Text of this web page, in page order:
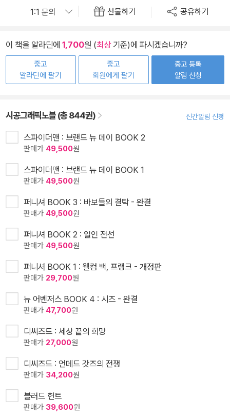
선물하기 공유하기
이 책을 알라딘에 1,700원 (최상기준)에 파시겠습니까?
중고
알라딘에 팔기
중고
회원에게 팔기
중고 등록
알림 신청
시공그래픽노블 (총 844권) 신간알림 신청
스파이더맨 : 브랜드 뉴 데이 BOOK 2
판매가 49,500원
스파이더맨 : 브랜드 뉴 데이 BOOK 1
판매가 49,500원
퍼니셔 BOOK 3 : 바보들의 결탁 - 완결
판매가 49,500원
퍼니셔 BOOK 2 : 일인 전선
판매가 49,500원
퍼니셔 BOOK 1 : 웰컴 백, 프랭크 - 개정판
판매가 29,700원
뉴 어벤저스 BOOK 4 : 시즈 - 완결
판매가 47,700원
디씨즈드 : 세상 끝의 희망
판매가 27,000원
디씨즈드 : 언데드 갓즈의 전쟁
판매가 34,200원
블러드 헌트
판매가 39,600원